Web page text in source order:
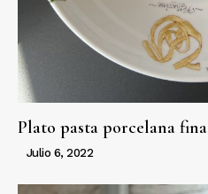
Plato pasta porcelana fina
Julio 6, 2022